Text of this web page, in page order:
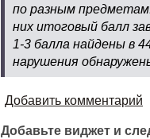
по разным
них итоговый балл
1-3 балла найдены в
нарушения
Добавить комментарий
Добавьте виджет и